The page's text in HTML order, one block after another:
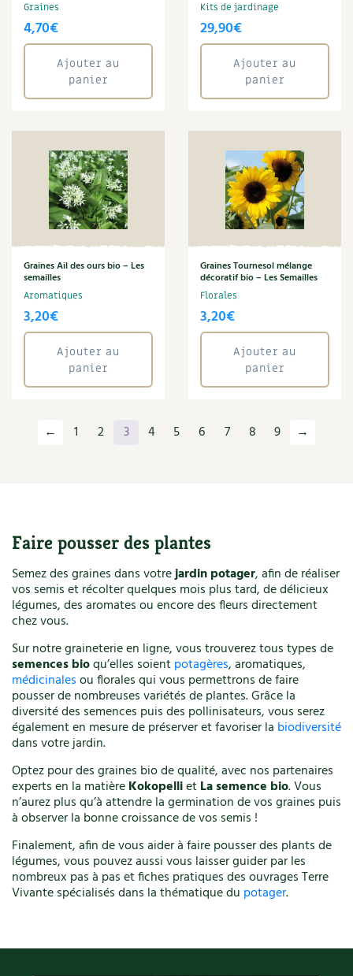
Graines
4,70€
Ajouter au
panier
Kits de jardinage
29,90€
Ajouter au
panier
Graines Ail des ours bio – Les
semailles
Aromatiques
3,20€
Ajouter au
panier
Graines Tournesol mélange
décoratif bio – Les Semailles
Florales
3,20€
Ajouter au
panier
← 1 2 3 4 5 6 7 8 9 →
Faire pousser des plantes
Semez des graines dans votrejardin potager, afin de réaliser
vos semis et récolter quelques mois plus tard, de délicieux
légumes, des aromates ou encore des fleurs directement
chez vous.
Sur notre graineterie en ligne, vous trouverez tous types de
semences bioqu’elles soientpotagères, aromatiques,
médicinalesou florales qui vous permettrons de faire
pousser de nombreuses variétés de plantes. Grâce la
diversité des semences puis des pollinisateurs, vous serez
également en mesure de préserver et favoriser la biodiversité
dans votre jardin.
Optez pour des graines bio de qualité, avec nos partenaires
experts en la matièreKokopellietLa semence bio. Vous
n’aurez plus qu’à attendre la germination de vos graines puis
à observer la bonne croissance de vos semis !
Finalement, afin de vous aider à faire pousser des plants de
légumes, vous pouvez aussi vous laisser guider par les
nombreux pas à pas et fiches pratiques des ouvrages Terre
Vivante spécialisés dans la thématique du potager.